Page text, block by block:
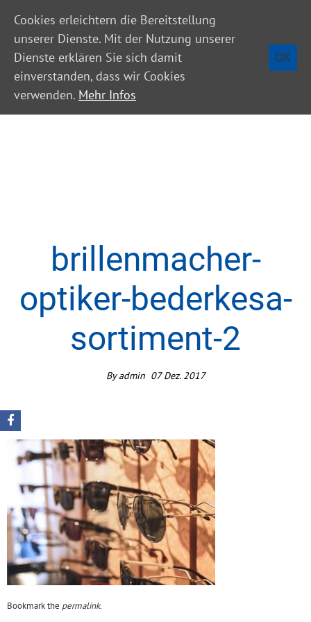
brillenmacher-
optiker-bederkesa-
sortiment-2
Byadmin 07 Dez. 2017
Bookmark the permalink.
Cookies erleichtern die Bereitstellung
unserer Dienste. Mit der Nutzung unserer
Dienste erklären Sie sich damit
einverstanden, dass wir Cookies
verwenden. Mehr Infos
OK